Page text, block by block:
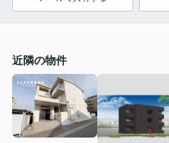
近隣の物件